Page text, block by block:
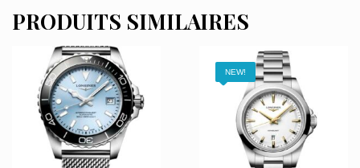
PRODUITS SIMILAIRES
NEW!